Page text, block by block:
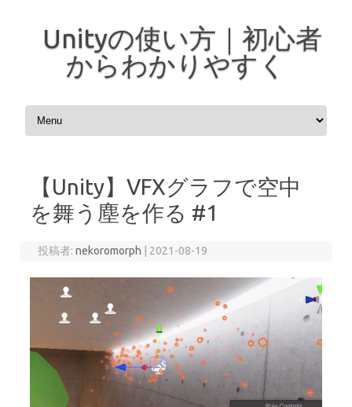
Unityの使い方｜初心者
からわかりやすく
コンテンツへスキップ
【Unity】VFXグラフで空中
を舞う塵を作る #1
投稿者:nekoromorph 2021-08-19